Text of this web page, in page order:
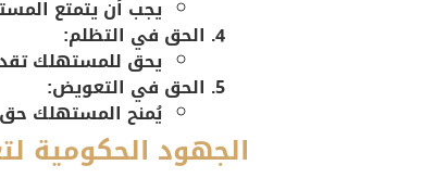
يجب أن يتمتع
الحق في التظلم:
يحق للمستهلك
الحق في التعويض:
يُمنح المستهلك حق
الجهود الحكومية